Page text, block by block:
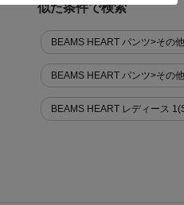
似た条件で検索
BEAMS HEART パンツ>その
BEAMS HEART パンツ>その
BEAMS HEART レディース